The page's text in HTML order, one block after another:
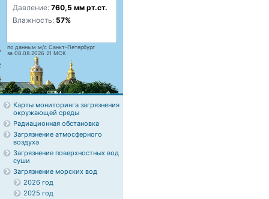
Давление: 760,5 мм рт.ст.
Влажность: 57%
по данным м/с Санкт-Петербург
за 08.08.2026 21 МСК
Карты мониторинга загрязнения
окружающей среды
Радиационная обстановка
Загрязнение атмосферного
воздуха
Загрязнение поверхностных вод
суши
Загрязнение морских вод
2026 год
2025 год